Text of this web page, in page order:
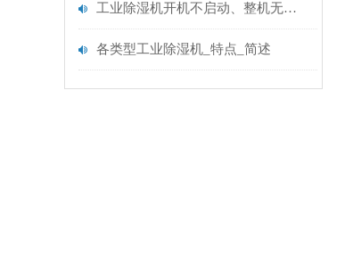
工业除湿机开机不启动、整机无反应故障原因及解决方法
各类型工业除湿机_特点_简述